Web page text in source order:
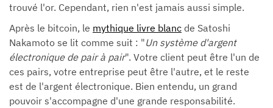
trouvé l'or. Cependant, rien n'est jamais aussi simple.
Après le bitcoin, le mythique livre blanc de Satoshi
Nakamoto se lit comme suit : "Un système d'argent
électronique de pair à pair". Votre client peut être l'un de
ces pairs, votre entreprise peut être l'autre, et le reste
est de l'argent électronique. Bien entendu, un grand
pouvoir s'accompagne d'une grande responsabilité.